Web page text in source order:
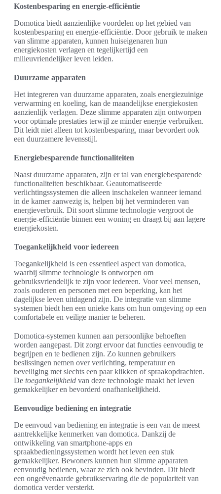
Kostenbesparing en energie-efficiëntie
Domotica biedt aanzienlijke voordelen op het gebied van
kostenbesparing en energie-efficiëntie. Door gebruik te maken
van slimme apparaten, kunnen huiseigenaren hun
energiekosten verlagen en tegelijkertijd een
milieuvriendelijker leven leiden.
Duurzame apparaten
Het integreren van duurzame apparaten, zoals energiezuinige
verwarming en koeling, kan de maandelijkse energiekosten
aanzienlijk verlagen. Deze slimme apparaten zijn ontworpen
voor optimale prestaties terwijl ze minder energie verbruiken.
Dit leidt niet alleen tot kostenbesparing, maar bevordert ook
een duurzamere levensstijl.
Energiebesparende functionaliteiten
Naast duurzame apparaten, zijn er tal van energiebesparende
functionaliteiten beschikbaar. Geautomatiseerde
verlichtingssystemen die alleen inschakelen wanneer iemand
in de kamer aanwezig is, helpen bij het verminderen van
energieverbruik. Dit soort slimme technologie vergroot de
energie-efficiëntie binnen een woning en draagt bij aan lagere
energiekosten.
Toegankelijkheid voor iedereen
Toegankelijkheid is een essentieel aspect van domotica,
waarbij slimme technologie is ontworpen om
gebruiksvriendelijk te zijn voor iedereen. Voor veel mensen,
zoals ouderen en personen met een beperking, kan het
dagelijkse leven uitdagend zijn. De integratie van slimme
systemen biedt hen een unieke kans om hun omgeving op een
comfortabele en veilige manier te beheren.
Domotica-systemen kunnen aan persoonlijke behoeften
worden aangepast. Dit zorgt ervoor dat functies eenvoudig te
begrijpen en te bedienen zijn. Zo kunnen gebruikers
beslissingen nemen over verlichting, temperatuur en
beveiliging met slechts een paar klikken of spraakopdrachten.
De toegankelijkheid van deze technologie maakt het leven
gemakkelijker en bevorderd onafhankelijkheid.
Eenvoudige bediening en integratie
De eenvoud van bediening en integratie is een van de meest
aantrekkelijke kenmerken van domotica. Dankzij de
ontwikkeling van smartphone-apps en
spraakbedieningssystemen wordt het leven een stuk
gemakkelijker. Bewoners kunnen hun slimme apparaten
eenvoudig bedienen, waar ze zich ook bevinden. Dit biedt
een ongeëvenaarde gebruikservaring die de populariteit van
domotica verder versterkt.